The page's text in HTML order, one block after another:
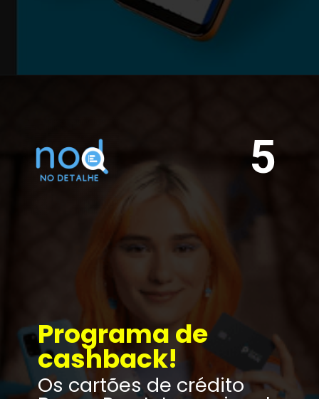
Os cartões de crédito
Programa de
cashback!
5